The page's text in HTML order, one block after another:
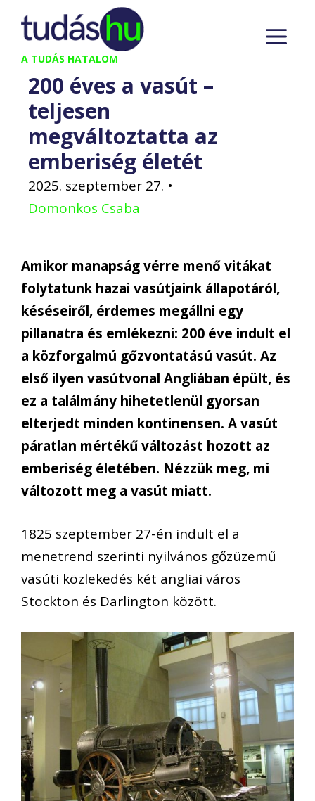
Kilépés
tartalomba
A TUDÁS HATALOM
200 éves a vasút –
teljesen
megváltoztatta az
emberiség életét
2025. szeptember 27. •
Domonkos Csaba
Amikor manapság vérre menő vitákat
folytatunk hazai vasútjaink állapotáról,
késéseiről, érdemes megállni egy
pillanatra és emlékezni: 200 éve indult el
a közforgalmú gőzvontatású vasút. Az
első ilyen vasútvonal Angliában épült, és
ez a találmány hihetetlenül gyorsan
elterjedt minden kontinensen. A vasút
páratlan mértékű változást hozott az
emberiség életében. Nézzük meg, mi
változott meg a vasút miatt.
1825 szeptember 27-én indult el a
menetrend szerinti nyilvános gőzüzemű
vasúti közlekedés két angliai város
Stockton és Darlington között.